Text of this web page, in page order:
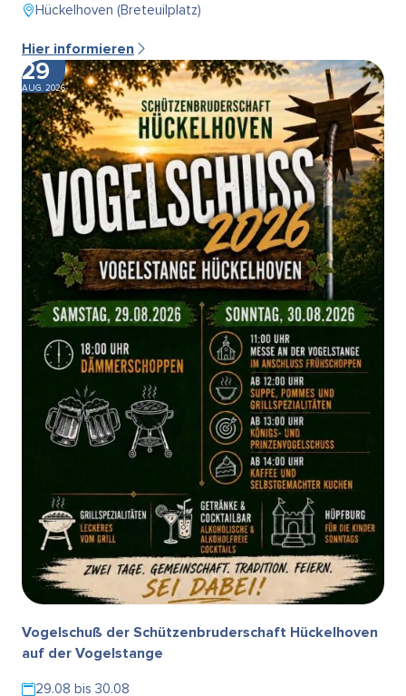
Hückelhoven (Breteuilplatz)
Hier informieren
29
AUG. 2026
Vogelschuß der Schützenbruderschaft Hückelhoven
auf der Vogelstange
29.08 bis 30.08